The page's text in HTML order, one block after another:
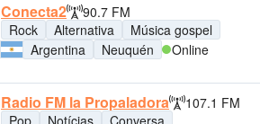
Conecta2
90.7 FM
Rock
Alternativa
Música gospel
Argentina
Neuquén Online
Radio FM la Propaladora
107.1 FM
Pop
Notícias
Conversa